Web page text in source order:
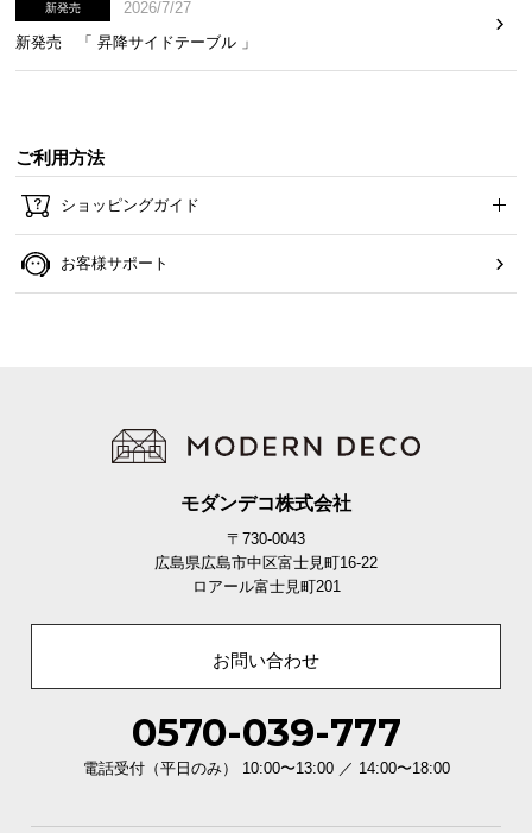
新発売
2026/7/27
新発売 「 昇降サイドテーブル 」
ご利用方法
ショッピングガイド
お客様サポート
モダンデコ株式会社
〒730-0043
広島県広島市中区富士見町16-22
ロアール富士見町201
お問い合わせ
0570-039-777
電話受付（平日のみ） 10:00〜13:00 ／ 14:00〜18:00